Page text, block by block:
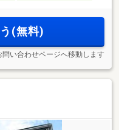
(無料)
問い合わせページへ移動します